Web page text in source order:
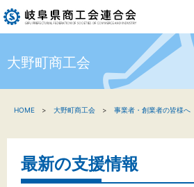
新着情報
関係機関の方へ
大野町商工会
HOME 大野町商工会 事業者・創業者の皆様へ
最新の支援情報